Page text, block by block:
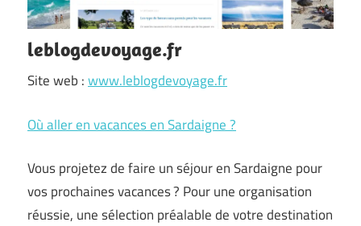
leblogdevoyage.fr
Site web :www.leblogdevoyage.fr
Où aller en vacances en Sardaigne ?
Vous projetez de faire un séjour en Sardaigne pour
vos prochaines vacances ? Pour une organisation
réussie, une sélection préalable de votre destination